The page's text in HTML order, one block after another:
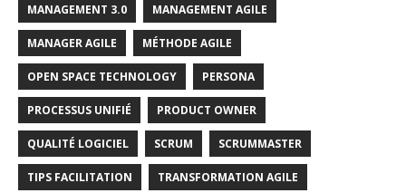
MANAGEMENT 3.0 MANAGEMENT AGILE
MANAGER AGILE MÉTHODE AGILE
OPEN SPACE TECHNOLOGY PERSONA
PROCESSUS UNIFIÉ PRODUCT OWNER
QUALITÉ LOGICIEL SCRUM SCRUMMASTER
TIPS FACILITATION TRANSFORMATION AGILE